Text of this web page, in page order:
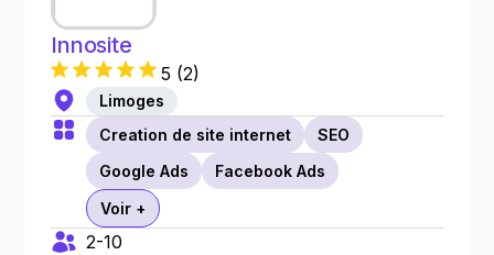
Innosite
5 (2)
Limoges
Creation de site internet
SEO
Google Ads
Facebook Ads
Voir +
2-10